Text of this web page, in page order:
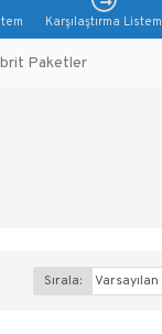
Karşılaştırma Listem
Paketler
Sırala: